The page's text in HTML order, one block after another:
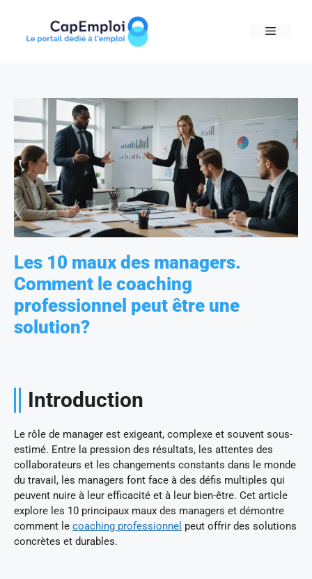
content
MENU
Les 10 maux des managers.
Comment le coaching
professionnel peut être une
solution?
Introduction
Le rôle de manager est exigeant, complexe et souvent sous-
estimé. Entre la pression des résultats, les attentes des
collaborateurs et les changements constants dans le monde
du travail, les managers font face à des défis multiples qui
peuvent nuire à leur efficacité et à leur bien-être. Cet article
explore les 10 principaux maux des managers et démontre
comment le coaching professionnel peut offrir des solutions
concrètes et durables.